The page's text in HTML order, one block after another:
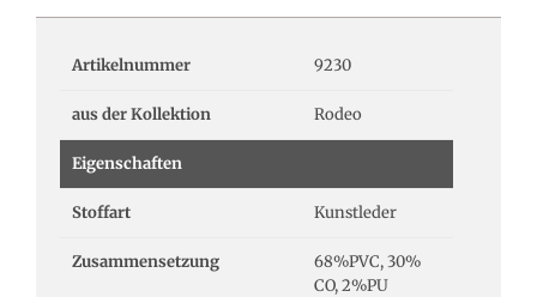
Artikelnummer 9230
aus der Kollektion Rodeo
Eigenschaften
Stoffart Kunstleder
Zusammensetzung
68%PVC, 30%
CO, 2%PU